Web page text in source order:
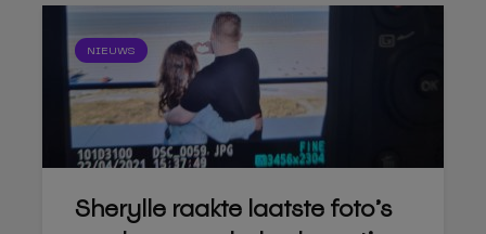
NIEUWS
Sherylle raakte laatste foto’s